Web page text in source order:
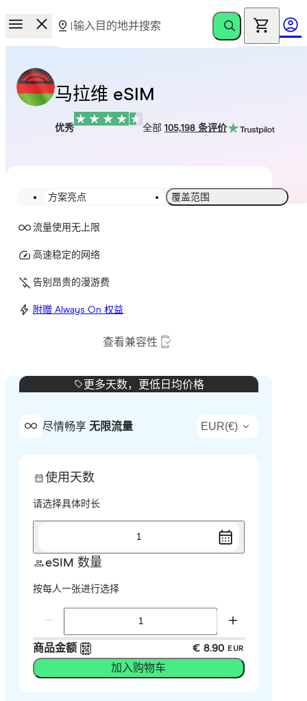
马拉维 eSIM
优秀 全部 105,198 条评价
方案亮点 覆盖范围
流量使用无上限
高速稳定的网络
告别昂贵的漫游费
附赠 Always On 权益
查看兼容性
更多天数，更低日均价格
尽情畅享 无限流量 EUR(€)
使用天数
请选择具体时长
1
eSIM 数量
按每人一张进行选择
商品金额 € 8.90 EUR
加入购物车